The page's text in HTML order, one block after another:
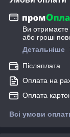
Ви
або гроші
Детальніше
Післяплата
Оплата на
Оплата
Всі умови